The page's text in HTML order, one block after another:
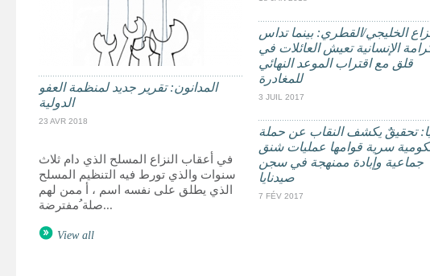
المدانون: تقرير جديد لمنظمة العفو
الدولية
23 AVR 2018
في أعقاب النزاع المسلح الذي دام ثلاث
سنوات والذي تورط فيه التنظيم المسلح
الذي يطلق على نفسه اسم ، أ ممن لهم
صلة ُمفترضة...
الخليجي/القطري: بينما تداس
الإنسانية تعيش العائلات في
قلق مع اقتراب الموعد النهائي
للمغادرة
3 JUIL 2017
تحقيقٌ يكشف النقاب عن حملة
سرية قوامها عمليات شنق
جماعية وإبادة ممنهجة في سجن
صيدنايا
7 FÉV 2017
View all